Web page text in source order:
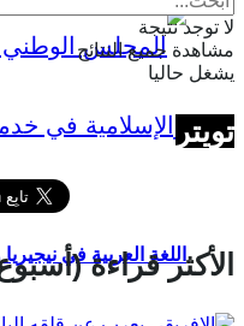
اللغة العربية في
لا توجد نتيجة
مشاهدة جميع النتائج
يشغل حاليا
تويتر
الأكثر قراءة